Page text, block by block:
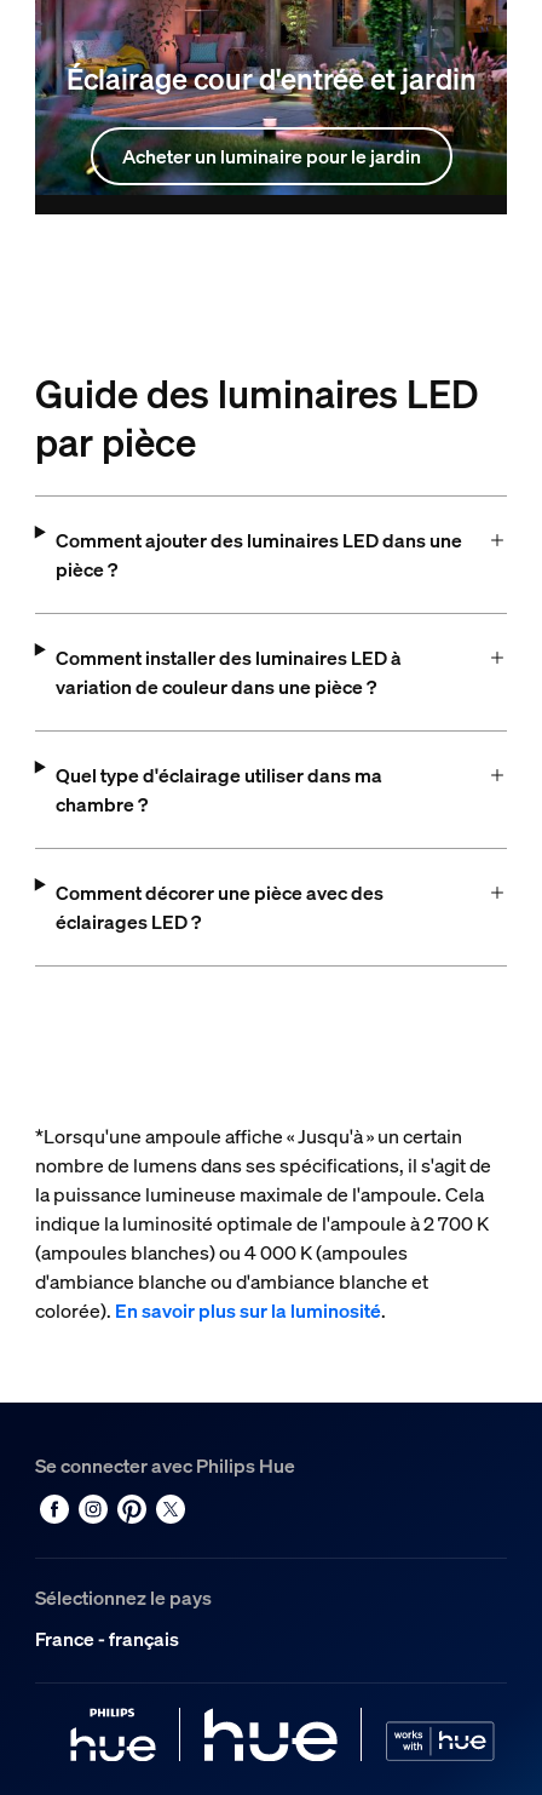
Éclairage cour d'entrée et jardin
Acheter un luminaire pour le jardin
Guide des luminaires LED
par pièce
Comment ajouter des luminaires LED dans une
pièce ?
Comment installer des luminaires LED à
variation de couleur dans une pièce ?
Quel type d'éclairage utiliser dans ma
chambre ?
Comment décorer une pièce avec des
éclairages LED ?
*Lorsqu'une ampoule affiche « Jusqu'à » un certain
nombre de lumens dans ses spécifications, il s'agit de
la puissance lumineuse maximale de l'ampoule. Cela
indique la luminosité optimale de l'ampoule à 2 700 K
(ampoules blanches) ou 4 000 K (ampoules
d'ambiance blanche ou d'ambiance blanche et
colorée). En savoir plus sur la luminosité.
Se connecter avec Philips Hue
Sélectionnez le pays
France - français